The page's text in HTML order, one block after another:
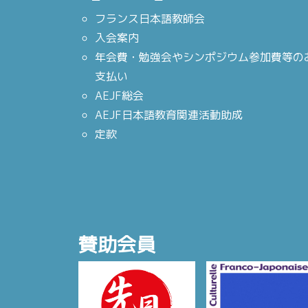
フランス日本語教師会
入会案内
年会費・勉強会やシンポジウム参加費等の
支払い
AEJF総会
AEJF日本語教育関連活動助成
定款
賛助会員